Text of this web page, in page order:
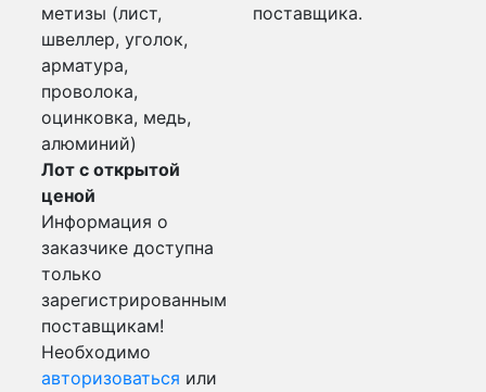
метизы (лист,
швеллер, уголок,
арматура,
проволока,
оцинковка, медь,
алюминий)
Лот с открытой
ценой
Информация о
заказчике доступна
только
зарегистрированным
поставщикам!
Необходимо
авторизоваться или
поставщика.